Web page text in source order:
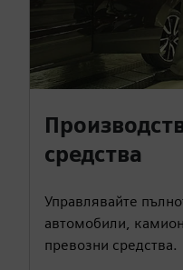
средства
Управлявайте
автомобили,
превозни средства.